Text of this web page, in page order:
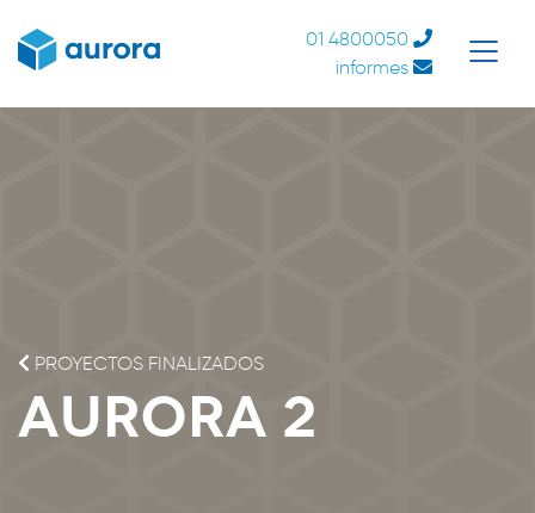
01 4800050
informes
PROYECTOS FINALIZADOS
Aurora 2